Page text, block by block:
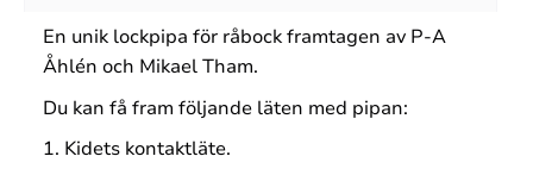
En unik lockpipa för råbock framtagen av P-A
Åhlén och Mikael Tham.
Du kan få fram följande läten med pipan:
1. Kidets kontaktläte.